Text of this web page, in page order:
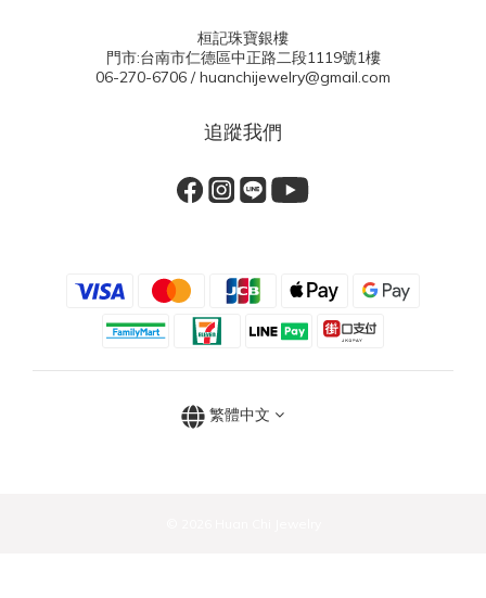
桓記珠寶銀樓
門市:台南市仁德區中正路二段1119號1樓
06-270-6706 / huanchijewelry@gmail.com
追蹤我們
繁體中文